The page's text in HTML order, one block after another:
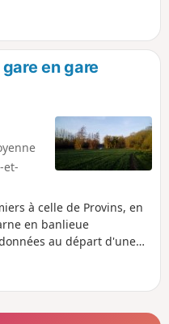
en gare
et-
à celle de Provins, en
en banlieue
au départ d'une